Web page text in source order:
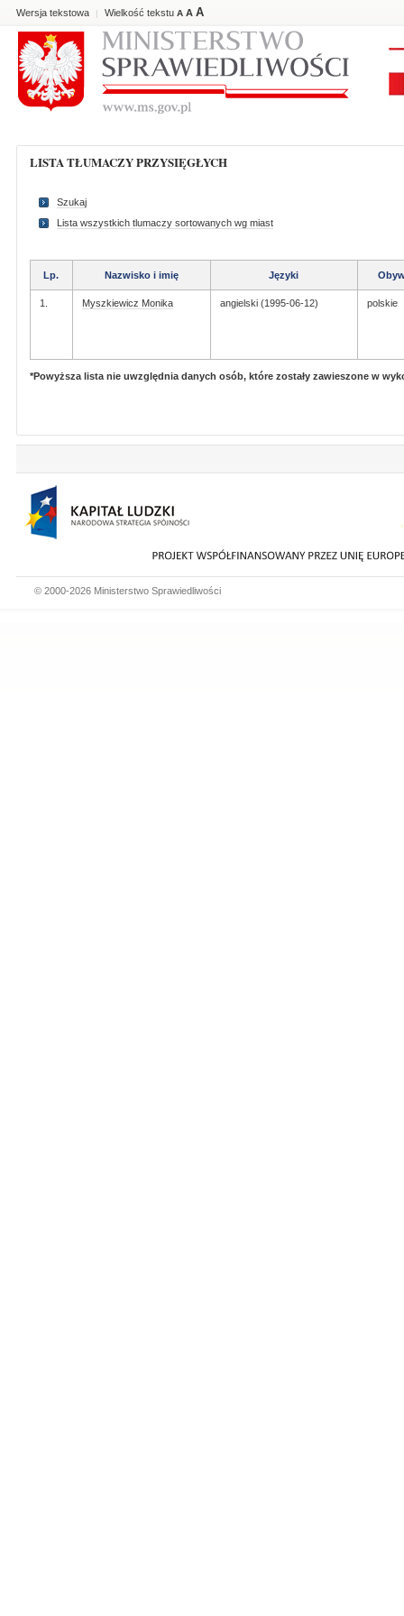
Wersja tekstowa | Wielkość tekstu A A A
LISTA TŁUMACZY PRZYSIĘGŁYCH
Szukaj
Lista wszystkich tlumaczy sortowanych wg miast
Lp. Nazwisko i imię Języki
1. Myszkiewicz Monika angielski (1995-06-12) polskie
*Powyższa lista nie uwzględnia danych osób, które zostały zawieszone w
© 2000-2026 Ministerstwo Sprawiedliwości